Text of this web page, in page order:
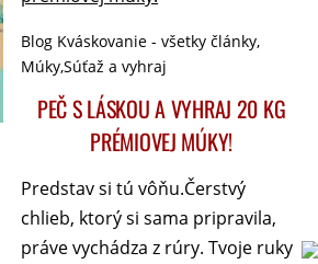
Blog Kváskovanie - všetky články,
Múky,Súťaž a vyhraj
PEČ S LÁSKOU A VYHRAJ 20 KG
PRÉMIOVEJ MÚKY!
Predstav si tú vôňu.Čerstvý
chlieb, ktorý si sama pripravila,
práve vychádza z rúry. Tvoje ruky